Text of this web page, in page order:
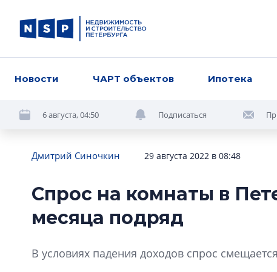
Новости ЧАРТ объектов Ипотека
6 августа, 04:50 Подписаться
Дмитрий Синочкин 29 августа 2022 в 08:48
Спрос на комнаты в
месяца подряд
В условиях падения доходов спрос